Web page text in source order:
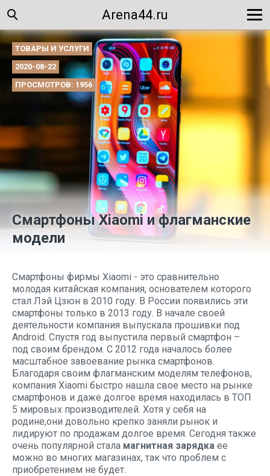
Arena44.ru
ТОВАРЫ И УСЛУГИ
2020-08-22
ПРОСМОТРОВ: 1956
Смартфоны Xiaomi и флагманские
модели
Смартфоны фирмы Xiaomi - это сравнительно
молодая китайская компания, основателем которого
стал Лэй Цзюн в 2010 году. В России появились эти
смартфоны только в 2013 году. В начале своей
деятельности компания выпускала прошивки под
Android. Спустя год выпустила первый смартфон –
под своим брендом. С 2012 года началось более
масштабное завоевание рынка смартфонов.
Благодаря своим флагманским моделям телефонов,
компания Xiaomi быстро нашла свое место на рынке
смартфонов и даже долгое время находилась в ТОП
5 мировых производителей. Хотя у себя на
родине,они довольно крепко заняли рынок и
лидируют по продажам долгое время. Сегодня также
очень популярной стала магнитная зарядка ее
можно во многих магазинах, так что проблем с
приобретением не будет.